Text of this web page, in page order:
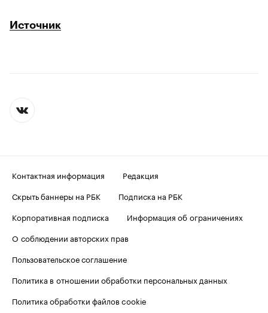
Источник
Контактная информация
Редакция
Скрыть баннеры на РБК
Подписка на РБК
Корпоративная подписка
Информация об ограничениях
О соблюдении авторских прав
Пользовательское соглашение
Политика в отношении обработки персональных данных
Политика обработки файлов cookie